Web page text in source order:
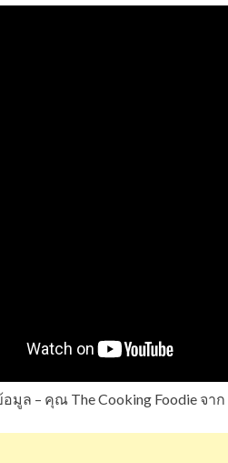
ล – คุณ The Cooking Foodie จาก